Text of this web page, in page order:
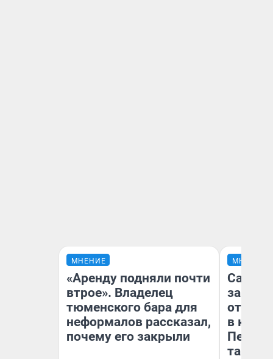
МНЕНИЕ
«Аренду подняли почти
втрое». Владелец
тюменского бара для
неформалов рассказал,
почему его закрыли
МНЕНИЕ
Самая
в
там